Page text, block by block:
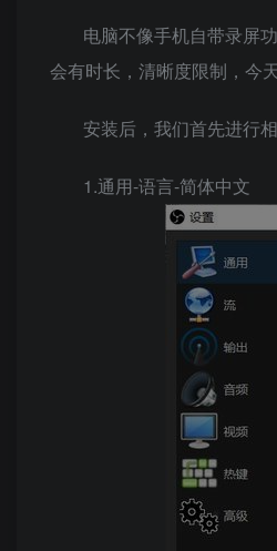
电脑不像手机自带录屏
会有时长，清晰度限制，今
安装后，我们首先进行
1.通用-语言-简体中文